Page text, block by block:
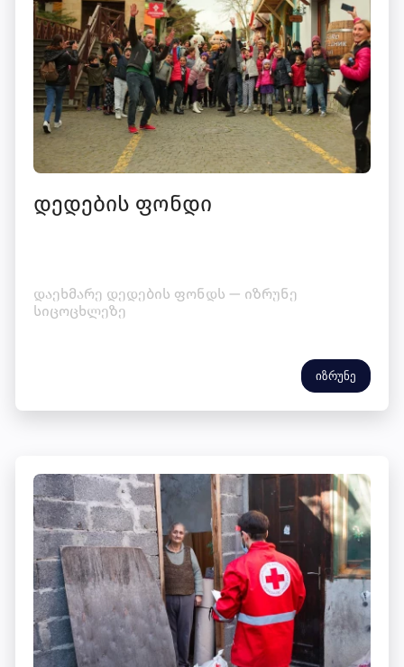
დედების ფონდი
დაეხმარე დედების ფონდს — იზრუნე
სიცოცხლეზე
იზრუნე